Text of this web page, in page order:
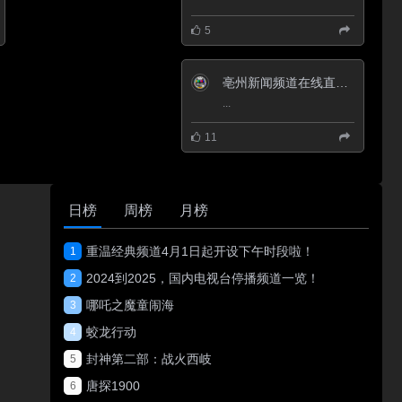
5
11
日榜 周榜 月榜
1 重温经典频道4月1日起开设下午时段啦！
2 2024到2025，国内电视台停播频道一览！
3 哪吒之魔童闹海
4 蛟龙行动
5 封神第二部：战火西岐
6 唐探1900